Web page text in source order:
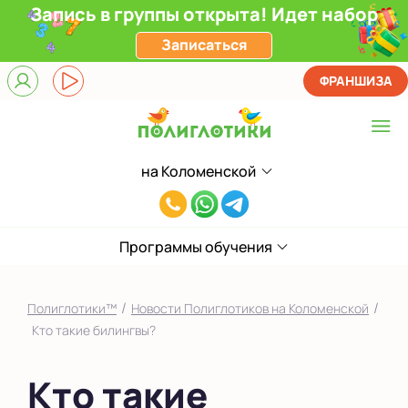
Запись в группы открыта! Идет набор
Записаться
на Коломенской
Выберите центр
Верхние Лихоборы
ЖК Прокшино
Фили
в Южном Бутово
8(929)520-
80
ФРАНШИЗА
Программы обучения
Полиглотики™ / Новости Полиглотиков на Коломенской /
Кто такие билингвы?
Кто такие